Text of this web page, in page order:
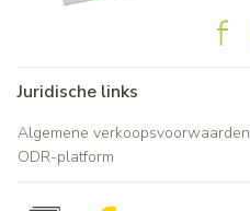
Juridische links
Algemene verkoopsvoorwaarden
ODR-platform